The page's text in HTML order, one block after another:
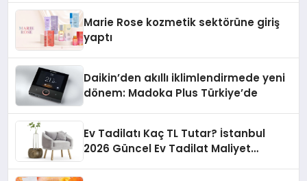
Marie Rose kozmetik sektörüne giriş
yaptı
Daikin’den akıllı iklimlendirmede yeni
dönem: Madoka Plus Türkiye’de
Ev Tadilatı Kaç TL Tutar? İstanbul
2026 Güncel Ev Tadilat Maliyet